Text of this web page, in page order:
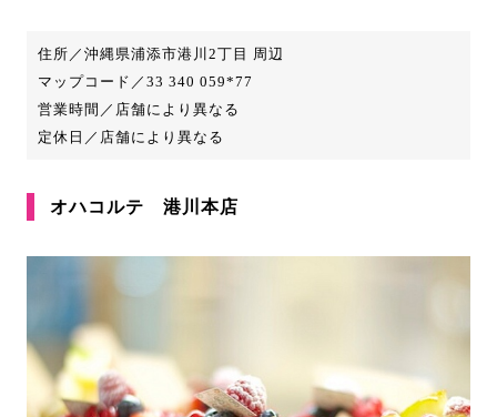
住所／沖縄県浦添市港川2丁目 周辺
マップコード／33 340 059*77
営業時間／店舗により異なる
定休日／店舗により異なる
オハコルテ 港川本店